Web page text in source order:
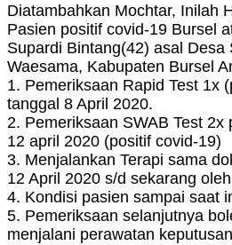
Diatambahkan Mochtar, Inilah
Pasien positif covid-19 Bursel
Supardi Bintang(42) asal Desa
Waesama, Kabupaten Bursel
1. Pemeriksaan Rapid Test 1x
tanggal 8 April 2020.
2. Pemeriksaan SWAB Test 2x
12 april 2020 (positif covid-19)
3. Menjalankan Terapi sama
12 April 2020 s/d sekarang
4. Kondisi pasien sampai saat
5. Pemeriksaan selanjutnya
menjalani perawatan